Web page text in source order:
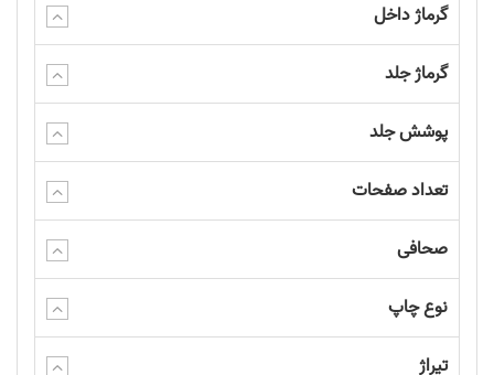
گرماژ داخل
گرماژ جلد
پوشش جلد
تعداد صفحات
صحافی
نوع چاپ
تیراژ